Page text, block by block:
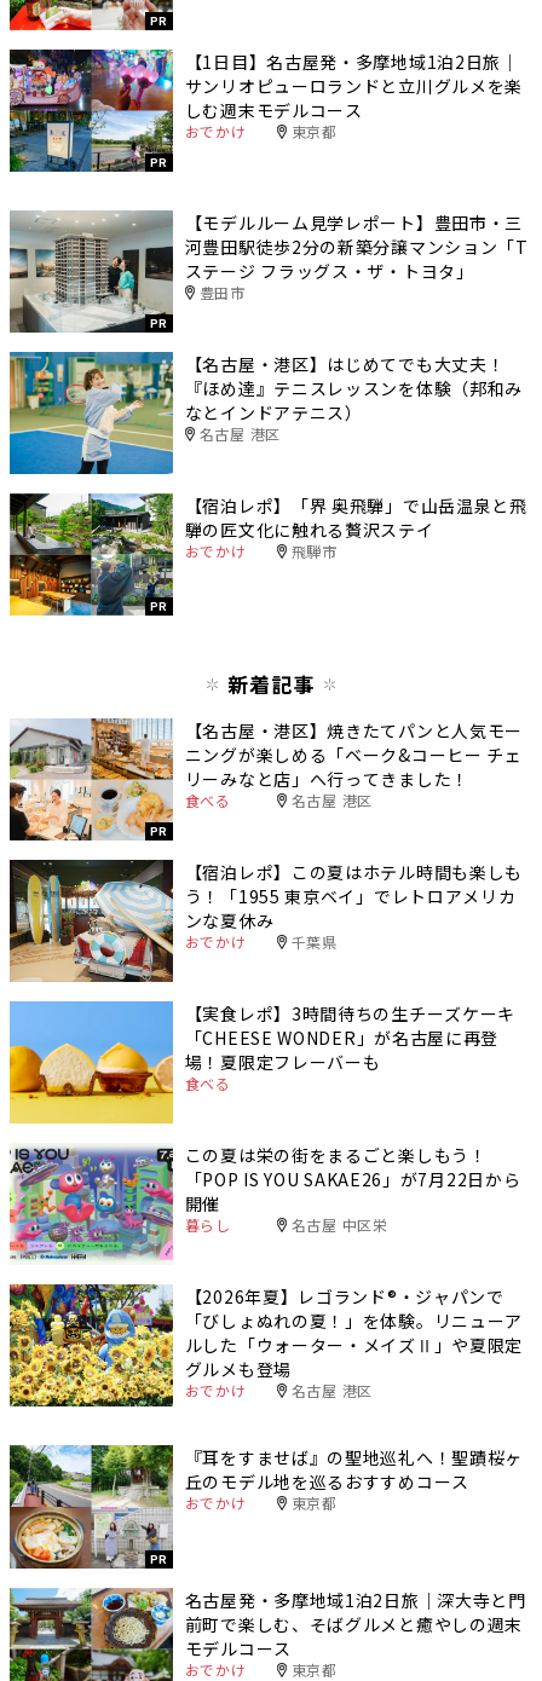
PR
PR
【1日目】名古屋発・多摩地域1泊2日旅｜
サンリオピューロランドと立川グルメを楽
しむ週末モデルコース
おでかけ 東京都
PR
【モデルルーム見学レポート】豊田市・三
河豊田駅徒歩2分の新築分譲マンション「T
ステージ フラッグス・ザ・トヨタ」
豊田市
【名古屋・港区】はじめてでも大丈夫！
『ほめ達』テニスレッスンを体験（邦和み
なとインドアテニス）
名古屋 港区
PR
【宿泊レポ】「界 奥飛騨」で山岳温泉と飛
騨の匠文化に触れる贅沢ステイ
おでかけ 飛騨市
新着記事
PR
【名古屋・港区】焼きたてパンと人気モー
ニングが楽しめる「ベーク&コーヒー チェ
リーみなと店」へ行ってきました！
食べる 名古屋 港区
【宿泊レポ】この夏はホテル時間も楽しも
う！「1955 東京ベイ」でレトロアメリカ
ンな夏休み
おでかけ 千葉県
【実食レポ】3時間待ちの生チーズケーキ
「CHEESE WONDER」が名古屋に再登
場！夏限定フレーバーも
食べる
この夏は栄の街をまるごと楽しもう！
「POP IS YOU SAKAE26」が7月22日から
開催
暮らし 名古屋 中区栄
【2026年夏】レゴランド®・ジャパンで
「びしょぬれの夏！」を体験。リニューア
ルした「ウォーター・メイズⅡ」や夏限定
グルメも登場
おでかけ 名古屋 港区
PR
『耳をすませば』の聖地巡礼へ！聖蹟桜ヶ
丘のモデル地を巡るおすすめコース
おでかけ 東京都
名古屋発・多摩地域1泊2日旅｜深大寺と門
前町で楽しむ、そばグルメと癒やしの週末
モデルコース
おでかけ 東京都